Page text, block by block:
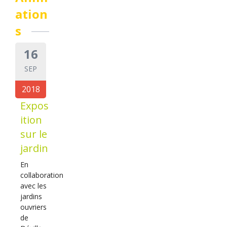
ation
s
16
SEP
2018
Expos
ition
sur le
jardin
En
collaboration
avec les
jardins
ouvriers
de